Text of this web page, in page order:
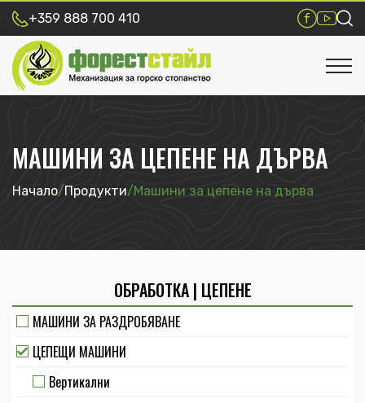
+359 888 700 410
МАШИНИ ЗА ЦЕПЕНЕ НА ДЪРВА
Начало/Продукти/Машини за цепене на дърва
ОБРАБОТКА | ЦЕПЕНЕ
МАШИНИ ЗА РАЗДРОБЯВАНЕ
ЦЕПЕЩИ МАШИНИ
Вертикални